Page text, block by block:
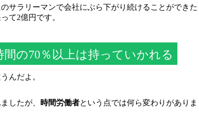
サラリーマンで会社にぶら下がり続けることができた
て2億円です。
の70％以上は持っていかれる
んだよ。
したが、 時間労働者という点では何ら変わりがありま